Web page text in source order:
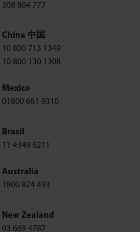
308 804 777
China 中国
10 800 713 1349
10 800 130 1308
Mexico
01800 681 9310
Brasil
11 4349 6211
Australia
1800 824 493
New Zealand
03 669 4787